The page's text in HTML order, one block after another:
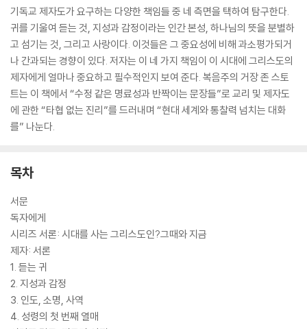
기독교 제자도가 요구하는 다양한 책임들 중 네 측면을 택하여 탐구한다.
귀를 기울여 듣는 것, 지성과 감정이라는 인간 본성, 하나님의 뜻을 분별하
고 섬기는 것, 그리고 사랑이다. 이것들은 그 중요성에 비해 과소평가되거
나 간과되는 경향이 있다. 저자는 이 네 가지 책임이 이 시대에 그리스도의
제자에게 얼마나 중요하고 필수적인지 보여 준다. 복음주의 거장 존 스토
트는 이 책에서 “수정 같은 명료성과 반짝이는 문장들”로 교리 및 제자도
에 관한 “타협 없는 진리”를 드러내며 “현대 세계와 통찰력 넘치는 대화
를” 나눈다.
목차
서문
독자에게
시리즈 서론: 시대를 사는 그리스도인?그때와 지금
제자: 서론
1. 듣는 귀
2. 지성과 감정
3. 인도, 소명, 사역
4. 성령의 첫 번째 열매